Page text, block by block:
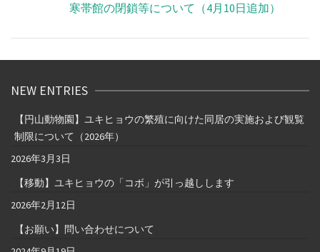
寒帯館の閉鎖等について（4月10日追加）
NEW ENTRIES
【円山動物園】ユキヒョウの繁殖に向けた同居の実施および観覧
制限について（2026年）
2026年3月3日
【移動】ユキヒョウの「コボ」が引っ越しします
2026年2月12日
【お願い】問い合わせについて